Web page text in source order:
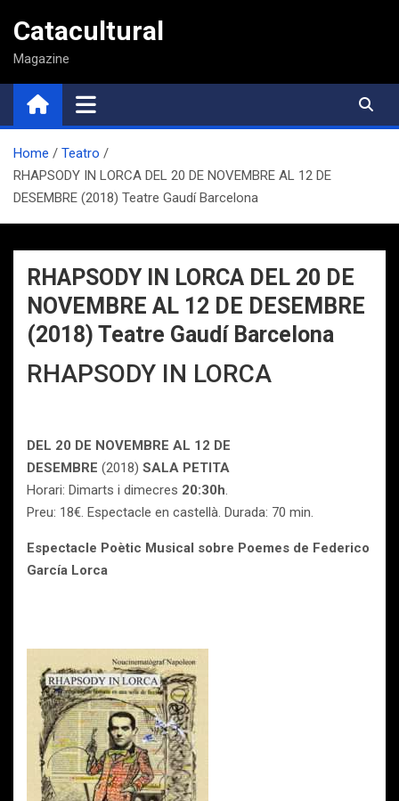
contenido
Catacultural
Magazine
Home
Teatro
RHAPSODY IN LORCA DEL 20 DE NOVEMBRE AL 12 DE
DESEMBRE (2018) Teatre Gaudí Barcelona
RHAPSODY IN LORCA DEL 20 DE
NOVEMBRE AL 12 DE DESEMBRE
(2018) Teatre Gaudí Barcelona
RHAPSODY IN LORCA
DEL 20 DE NOVEMBRE AL 12 DE
DESEMBRE (2018) SALA PETITA
Horari: Dimarts i dimecres 20:30h.
Preu: 18€. Espectacle en castellà. Durada: 70 min.
Espectacle Poètic Musical sobre Poemes de Federico
García Lorca